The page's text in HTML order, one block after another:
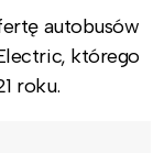
autobusów
którego
roku.